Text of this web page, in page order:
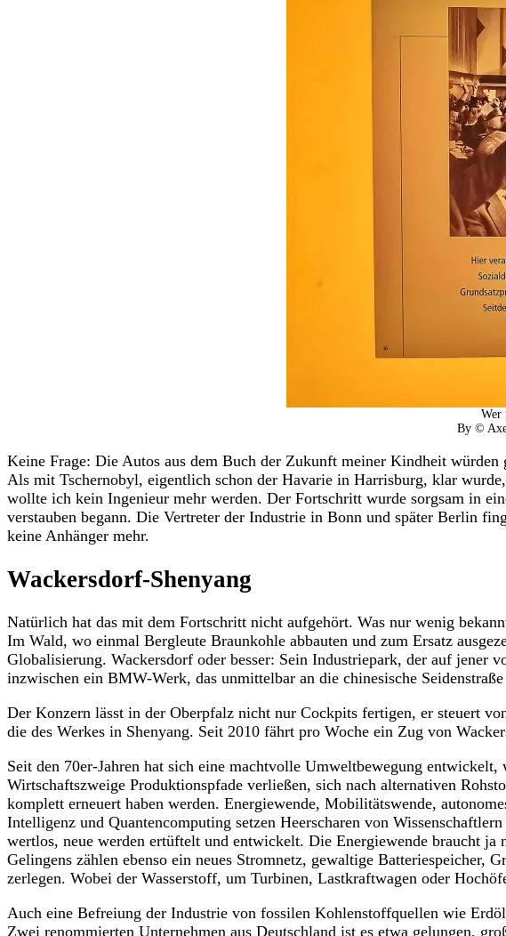
Wer
By ©
Keine Frage: Die Autos aus dem Buch der Zukunft meiner Kindheit
Als mit Tschernobyl, eigentlich schon der Havarie in Harrisburg, klar
wollte ich kein Ingenieur mehr werden. Der Fortschritt wurde sorgsam in
verstauben begann. Die Vertreter der Industrie in Bonn und später Berlin
keine Anhänger mehr.
Wackersdorf-Shenyang
Natürlich hat das mit dem Fortschritt nicht aufgehört. Was nur wenig
Im Wald, wo einmal Bergleute Braunkohle abbauten und zum Ersatz
Globalisierung. Wackersdorf oder besser: Sein Industriepark, der auf jener
inzwischen ein BMW-Werk, das unmittelbar an die chinesische
Der Konzern lässt in der Oberpfalz nicht nur Cockpits fertigen, er steuert
die des Werkes in Shenyang. Seit 2010 fährt pro Woche ein Zug von
Seit den 70er-Jahren hat sich eine machtvolle Umweltbewegung
Wirtschaftszweige Produktionspfade verließen, sich nach alternativen
komplett erneuert haben werden. Energiewende, Mobilitätswende,
Intelligenz und Quantencomputing setzen Heerscharen von
wertlos, neue werden ertüftelt und entwickelt. Die Energiewende braucht
Gelingens zählen ebenso ein neues Stromnetz, gewaltige Batteriespeicher,
zerlegen. Wobei der Wasserstoff, um Turbinen, Lastkraftwagen oder
Auch eine Befreiung der Industrie von fossilen Kohlenstoffquellen wie
Zwei renommierten Unternehmen aus Deutschland ist es etwa gelungen,